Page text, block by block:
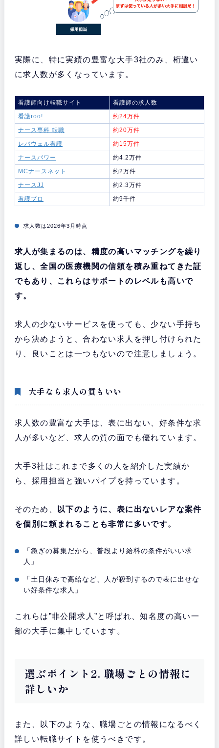
実際に、特に実績の豊富な大手3社のみ、桁違い
に求人数が多くなっています。
看護師向け転職サイト
看護師の求人数
看護roo!
約24万件
ナース専科 転職
約20万件
レバウェル看護
約15万件
ナースパワー
約4.2万件
MCナースネット
約2万件
ナースJJ
約2.3万件
看護プロ
約9千件
求人数は2026年3月時点
求人が集まるのは、精度の高いマッチングを繰り
返し、全国の医療機関の信頼を積み重ねてきた証
でもあり、これらはサポートのレベルも高いで
す。
求人の少ないサービスを使っても、少ない手持ち
から決めようと、合わない求人を押し付けられた
り、良いことは一つもないので注意しましょう。
大手なら求人の質もいい
求人数の豊富な大手は、表に出ない、好条件な求
人が多いなど、求人の質の面でも優れています。
大手3社はこれまで多くの人を紹介した実績か
ら、採用担当と強いパイプを持っています。
そのため、
以下のように、表に出ないレアな案件
を個別に頼まれることも非常に多いです。
「急ぎの募集だから、普段より給料の条件がいい求
人」
「土日休みで高給など、人が殺到するので表に出せな
い好条件な求人」
これらは”非公開求人”と呼ばれ、知名度の高い一
部の大手に集中しています。
選ぶポイント2. 職場ごとの情報に
詳しいか
また、以下のような、職場ごとの情報になるべく
詳しい転職サイトを使うべきです。